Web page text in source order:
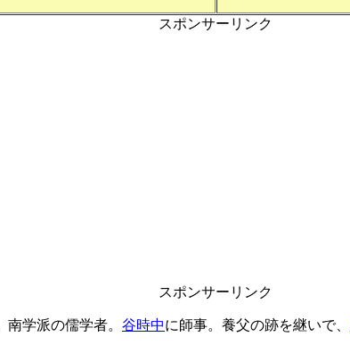
スポンサーリンク
スポンサーリンク
学派の儒学者。 谷時中に師事。養父の跡を継いで、